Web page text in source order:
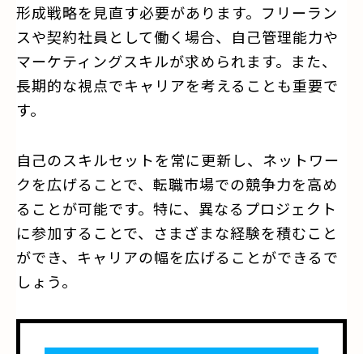
形成戦略を見直す必要があります。フリーラン
スや契約社員として働く場合、自己管理能力や
マーケティングスキルが求められます。また、
長期的な視点でキャリアを考えることも重要で
す。
自己のスキルセットを常に更新し、ネットワー
クを広げることで、転職市場での競争力を高め
ることが可能です。特に、異なるプロジェクト
に参加することで、さまざまな経験を積むこと
ができ、キャリアの幅を広げることができるで
しょう。